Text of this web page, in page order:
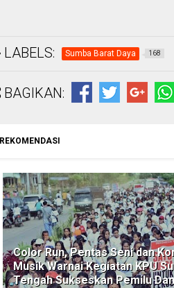
LABELS: Sumba Barat Daya 168
BAGIKAN:
REKOMENDASI
Color Run, Pentas Seni dan
Musik Warnai Kegiatan KPU
Tengah Sukseskan Pemilu